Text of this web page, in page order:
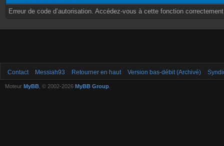
Erreur de code d’autorisation. Accédez-vous à cette fonction
Contact Messiah93 Retourner en haut Version bas-débit (Archivé)
Moteur MyBB , © 2002-2026 MyBB Group